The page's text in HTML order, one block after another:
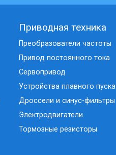
Приводная техника
Преобразователи частоты
Привод постоянного тока
Сервопривод
Устройства плавного пуска
Дроссели и синус-фильтры
Электродвигатели
Тормозные резисторы